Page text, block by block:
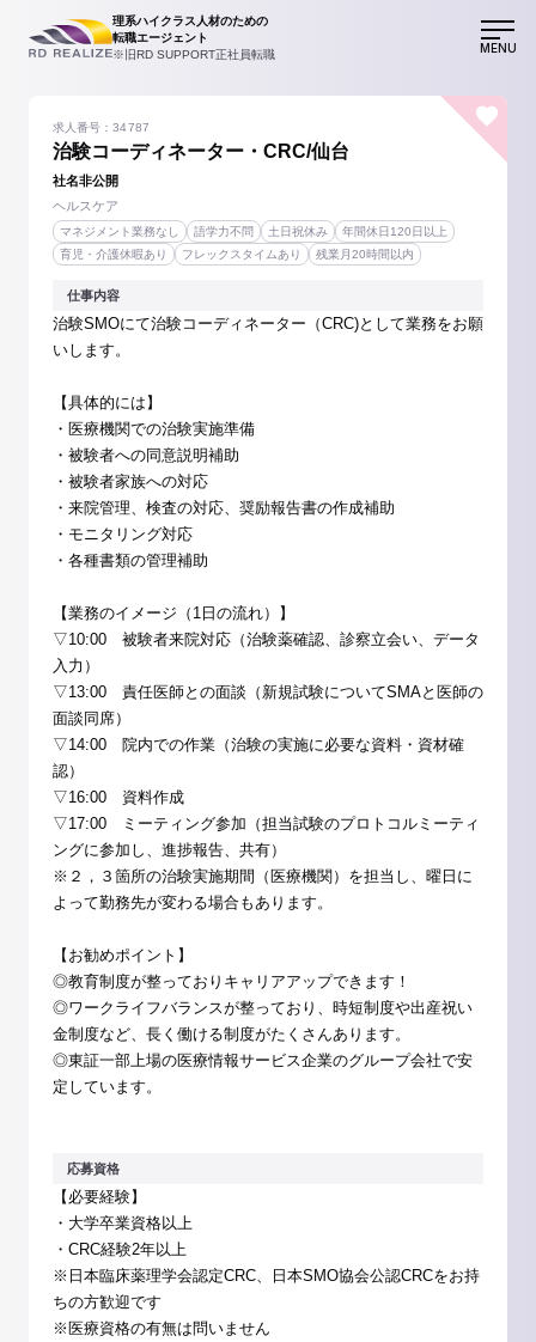
理系ハイクラス人材のための
転職エージェント
※旧RD SUPPORT正社員転職
MENU
治験コーディネーター・CRC/仙台
求人番号：34787
社名非公開
ヘルスケア
マネジメント業務なし 語学力不問 土日祝休み
年間休日120日以上
育児・介護休暇あり
フレックスタイムあり 残業月20時間以内
仕事内容
治験SMOにて治験コーディネーター（CRC)として業務をお願
いします。
【具体的には】
・医療機関での治験実施準備
・被験者への同意説明補助
・被験者家族への対応
・来院管理、検査の対応、奨励報告書の作成補助
・モニタリング対応
・各種書類の管理補助
【業務のイメージ（1日の流れ）】
▽10:00 被験者来院対応（治験薬確認、診察立会い、データ
入力）
▽13:00 責任医師との面談（新規試験についてSMAと医師の
面談同席）
▽14:00 院内での作業（治験の実施に必要な資料・資材確
認）
▽16:00 資料作成
▽17:00 ミーティング参加（担当試験のプロトコルミーティ
ングに参加し、進捗報告、共有）
※２，３箇所の治験実施期間（医療機関）を担当し、曜日に
よって勤務先が変わる場合もあります。
【お勧めポイント】
◎教育制度が整っておりキャリアアップできます！
◎ワークライフバランスが整っており、時短制度や出産祝い
金制度など、長く働ける制度がたくさんあります。
◎東証一部上場の医療情報サービス企業のグループ会社で安
定しています。
応募資格
【必要経験】
・大学卒業資格以上
・CRC経験2年以上
※日本臨床薬理学会認定CRC、日本SMO協会公認CRCをお持
ちの方歓迎です
※医療資格の有無は問いません